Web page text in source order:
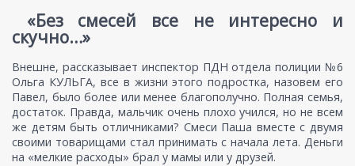
«Без смесей все не интересно и
скучно…»
Внешне, рассказывает инспектор ПДН отдела полиции №6
Ольга КУЛЬГА, все в жизни этого подростка, назовем его
Павел, было более или менее благополучно. Полная семья,
достаток. Правда, мальчик очень плохо учился, но не всем
же детям быть отличниками? Смеси Паша вместе с двумя
своими товарищами стал принимать с начала лета. Деньги
на «мелкие расходы» брал у мамы или у друзей.